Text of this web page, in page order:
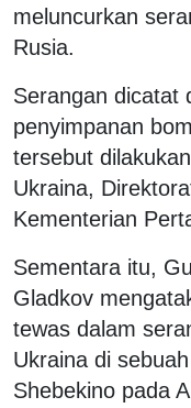
meluncurkan
Rusia.
Serangan dicatat
penyimpanan
tersebut
Ukraina,
Kementerian
Sementara itu,
Gladkov
tewas dalam
Ukraina di
Shebekino pada